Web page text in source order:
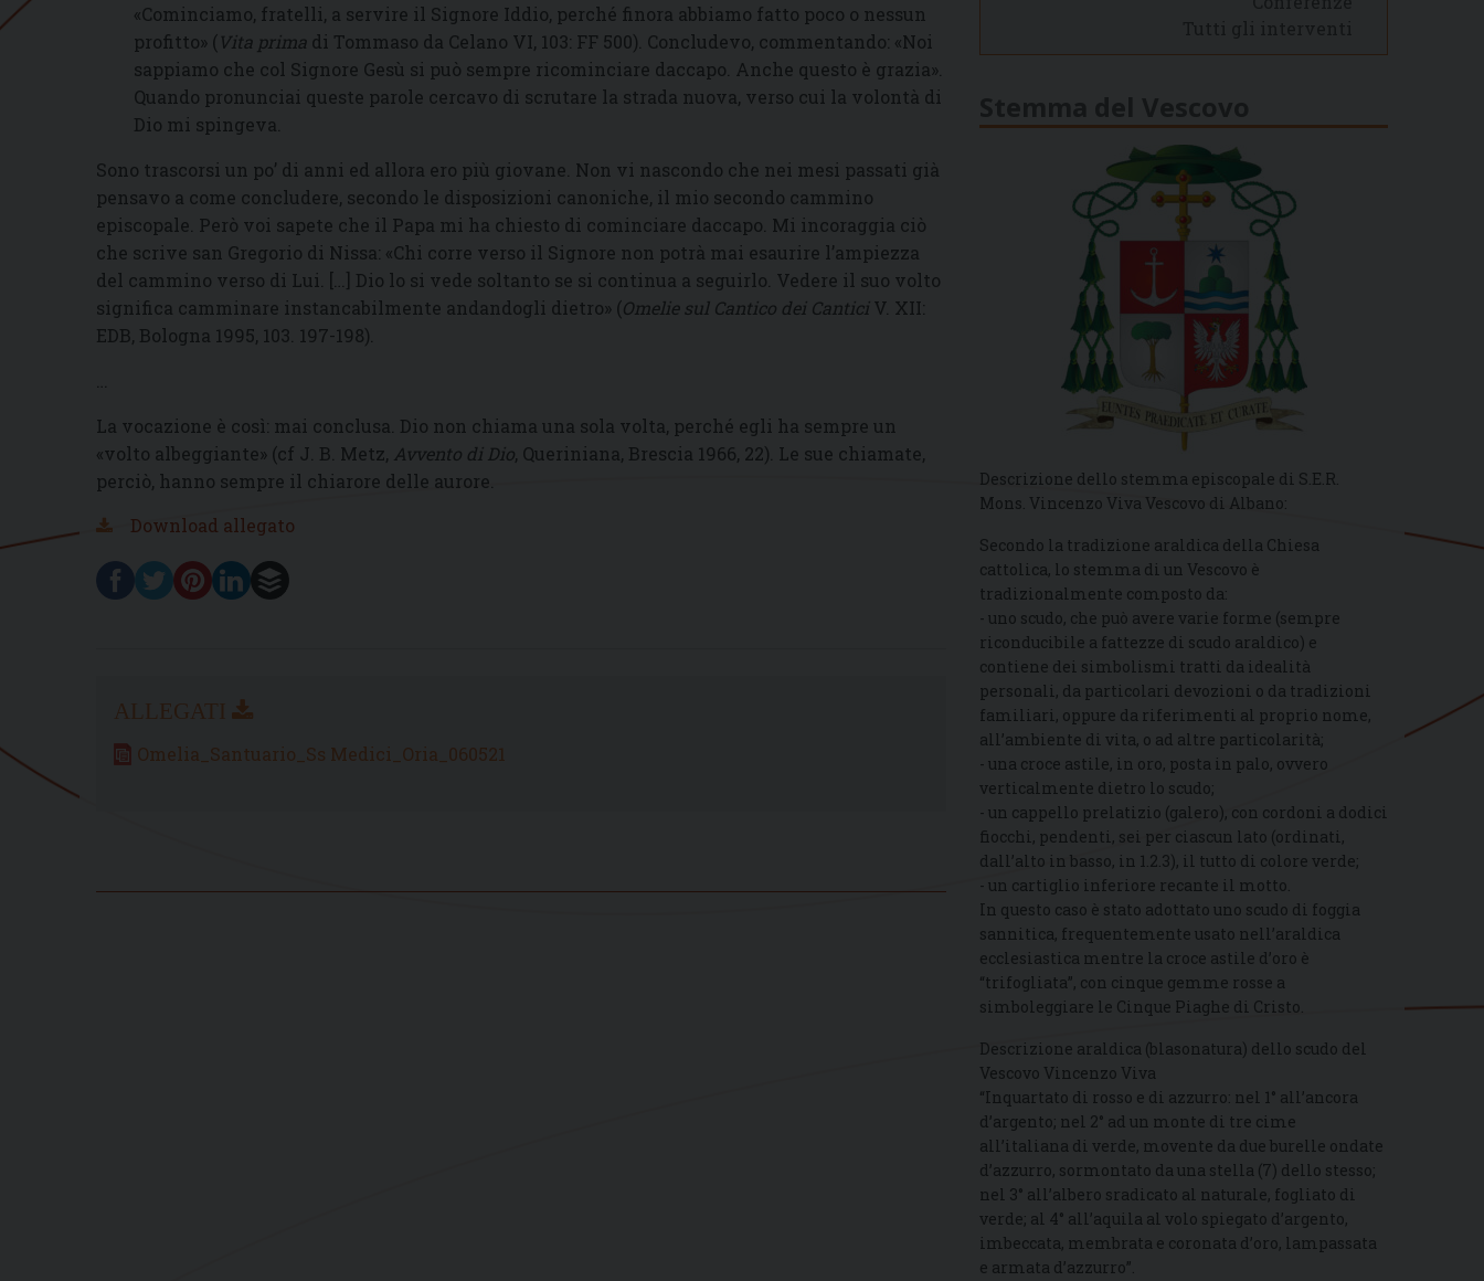
«Cominciamo, fratelli, a servire il Signore Iddio, perché finora abbiamo fatto poco o nessun
profitto» (Vita prima di Tommaso da Celano VI, 103: FF 500). Concludevo, commentando: «Noi
sappiamo che col Signore Gesù si può sempre ricominciare daccapo. Anche questo è grazia».
Quando pronunciai queste parole cercavo di scrutare la strada nuova, verso cui la volontà di
Dio mi spingeva.
Sono trascorsi un po’ di anni ed allora ero più giovane. Non vi nascondo che nei mesi passati già
pensavo a come concludere, secondo le disposizioni canoniche, il mio secondo cammino
episcopale. Però voi sapete che il Papa mi ha chiesto di cominciare daccapo. Mi incoraggia ciò
che scrive san Gregorio di Nissa: «Chi corre verso il Signore non potrà mai esaurire l’ampiezza
del cammino verso di Lui. […] Dio lo si vede soltanto se si continua a seguirlo. Vedere il suo volto
significa camminare instancabilmente andandogli dietro» (Omelie sul Cantico dei CanticiV. XII:
EDB, Bologna 1995, 103. 197-198).
La vocazione è così: mai conclusa. Dio non chiama una sola volta, perché egli ha sempre un
«volto albeggiante» (cf J. B. Metz, Avvento di Dio, Queriniana, Brescia 1966, 22). Le sue chiamate,
perciò, hanno sempre il chiarore delle aurore.
Download allegato
Omelia_Santuario_Ss Medici_Oria_060521
Descrizione dello stemma episcopale di S.E.R.
Mons. Vincenzo Viva Vescovo di Albano:
Secondo la tradizione araldica della Chiesa
cattolica, lo stemma di un Vescovo è
tradizionalmente composto da:
- uno scudo, che può avere varie forme (sempre
riconducibile a fattezze di scudo araldico) e
contiene dei simbolismi tratti da idealità
personali, da particolari devozioni o da tradizioni
familiari, oppure da riferimenti al proprio nome,
all’ambiente di vita, o ad altre particolarità;
- una croce astile, in oro, posta in palo, ovvero
verticalmente dietro lo scudo;
- un cappello prelatizio (galero), con cordoni a dodici
fiocchi, pendenti, sei per ciascun lato (ordinati,
dall’alto in basso, in 1.2.3), il tutto di colore verde;
- un cartiglio inferiore recante il motto.
In questo caso è stato adottato uno scudo di foggia
sannitica, frequentemente usato nell’araldica
ecclesiastica mentre la croce astile d’oro è
“trifogliata”, con cinque gemme rosse a
simboleggiare le Cinque Piaghe di Cristo.
Descrizione araldica (blasonatura) dello scudo del
Vescovo Vincenzo Viva
“Inquartato di rosso e di azzurro: nel 1° all’ancora
d’argento; nel 2° ad un monte di tre cime
all’italiana di verde, movente da due burelle ondate
d’azzurro, sormontato da una stella (7) dello stesso;
nel 3° all’albero sradicato al naturale, fogliato di
verde; al 4° all’aquila al volo spiegato d’argento,
imbeccata, membrata e coronata d’oro, lampassata
e armata d’azzurro”.